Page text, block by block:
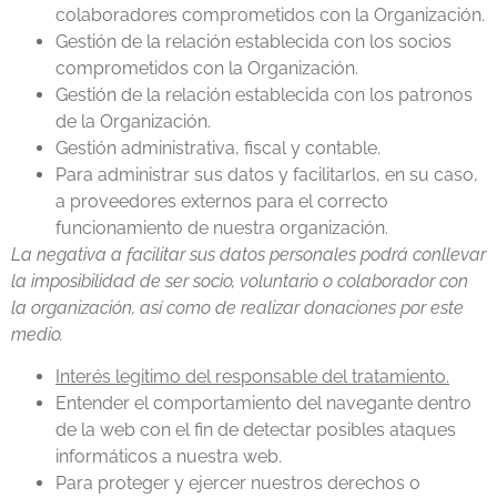
colaboradores comprometidos con la Organización.
Gestión de la relación establecida con los socios
comprometidos con la Organización.
Gestión de la relación establecida con los patronos
de la Organización.
Gestión administrativa, fiscal y contable.
Para administrar sus datos y facilitarlos, en su caso,
a proveedores externos para el correcto
funcionamiento de nuestra organización.
La negativa a facilitar sus datos personales podrá conllevar
la imposibilidad de ser socio, voluntario o colaborador con
la organización, así como de realizar donaciones por este
medio.
Interés legitimo del responsable del tratamiento.
Entender el comportamiento del navegante dentro
de la web con el fin de detectar posibles ataques
informáticos a nuestra web.
Para proteger y ejercer nuestros derechos o